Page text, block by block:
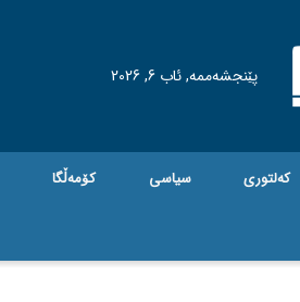
پێنجشەممە, ئاب 6, 2026
کەلتوری سیاسی کۆمەڵگا